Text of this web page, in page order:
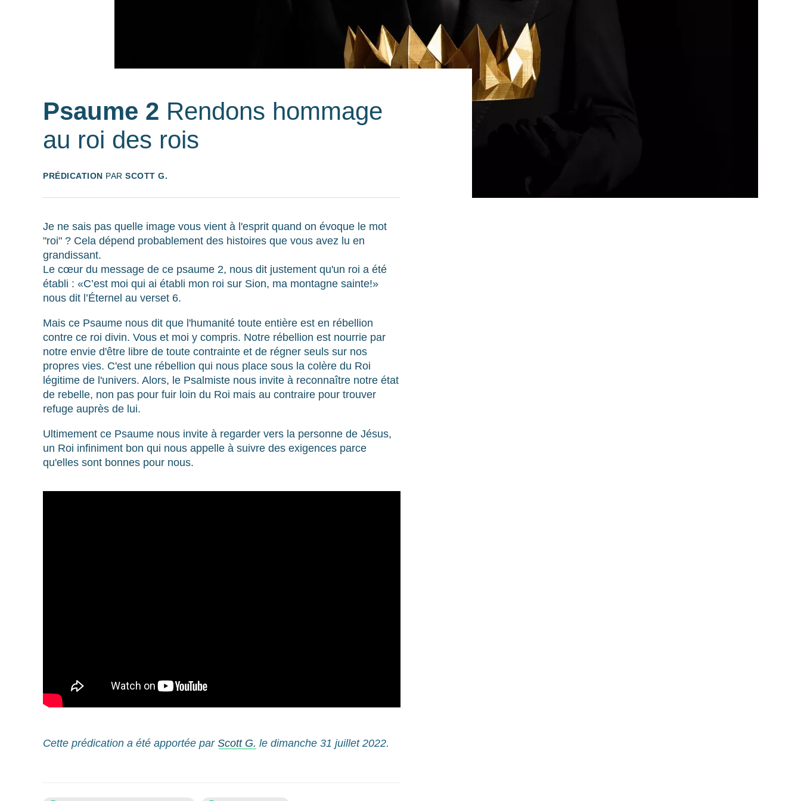
Psaume 2 Rendons hommage
au roi des rois
PRÉDICATION PAR SCOTT G.
Je ne sais pas quelle image vous vient à l'esprit quand on évoque le mot
"roi" ? Cela dépend probablement des histoires que vous avez lu en
grandissant.
Le cœur du message de ce psaume 2, nous dit justement qu'un roi a été
établi : «C’est moi qui ai établi mon roi sur Sion, ma montagne sainte!»
nous dit l’Éternel au verset 6.
Mais ce Psaume nous dit que l'humanité toute entière est en rébellion
contre ce roi divin. Vous et moi y compris. Notre rébellion est nourrie par
notre envie d'être libre de toute contrainte et de régner seuls sur nos
propres vies. C'est une rébellion qui nous place sous la colère du Roi
légitime de l'univers. Alors, le Psalmiste nous invite à reconnaître notre état
de rebelle, non pas pour fuir loin du Roi mais au contraire pour trouver
refuge auprès de lui.
Ultimement ce Psaume nous invite à regarder vers la personne de Jésus,
un Roi infiniment bon qui nous appelle à suivre des exigences parce
qu'elles sont bonnes pour nous.
Cette prédication a été apportée par Scott G. le dimanche 31 juillet 2022.